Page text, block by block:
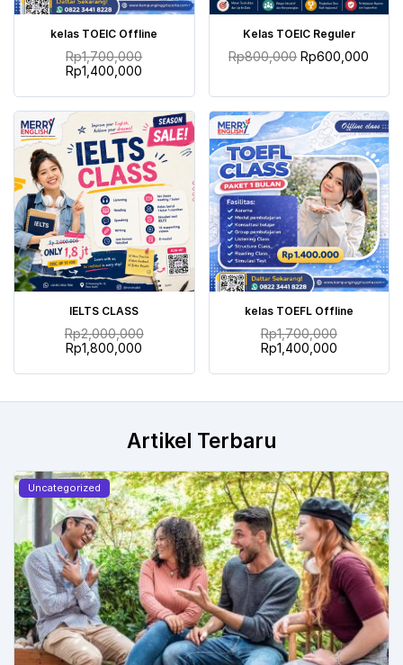
TAMBAH KE KERANJANG
kelas TOEIC Offline
Rp1,700,000
Rp1,400,000
TAMBAH KE KERANJANG
Kelas TOEIC Reguler
Rp800,000 Rp600,000
TAMBAH KE KERANJANG
IELTS CLASS
Rp2,000,000
Rp1,800,000
TAMBAH KE KERANJANG
kelas TOEFL Offline
Rp1,700,000
Rp1,400,000
Artikel Terbaru
Uncategorized